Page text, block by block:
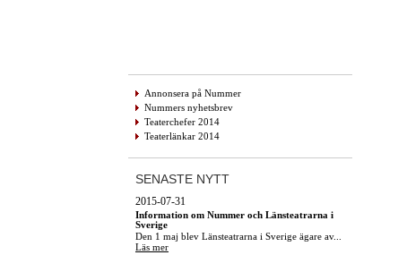
Annonsera på Nummer
Nummers nyhetsbrev
Teaterchefer 2014
Teaterlänkar 2014
SENASTE NYTT
2015-07-31
Information om Nummer och Länsteatrarna i
Sverige
Den 1 maj blev Länsteatrarna i Sverige ägare av...
Läs mer